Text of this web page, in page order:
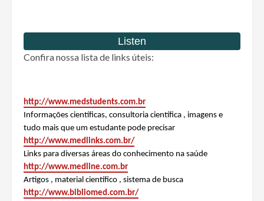
Confira nossa lista de links úteis:
http://www.medstudents.com.br
Informações científicas, consultoria científica , imagens e
tudo mais que um estudante pode precisar
http://www.medlinks.com.br/
Links para diversas áreas do conhecimento na saúde
http://www.medline.com.br
Artigos , material científico , sistema de busca
http://www.bibliomed.com.br/